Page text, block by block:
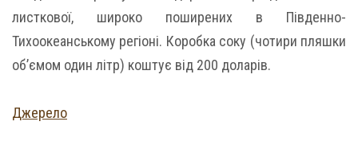
листкової, широко поширених в Південно-
Тихоокеанському регіоні. Коробка соку (чотири пляшки
об’ємом один літр) коштує від 200 доларів.
Джерело